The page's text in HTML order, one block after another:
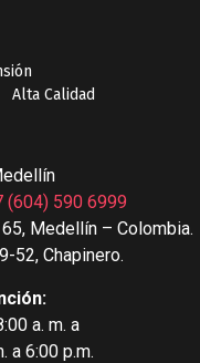
Alta Calidad
(604) 590 6999
Medellín – Colombia.
52, Chapinero.
a. m. a
a 6:00 p.m.